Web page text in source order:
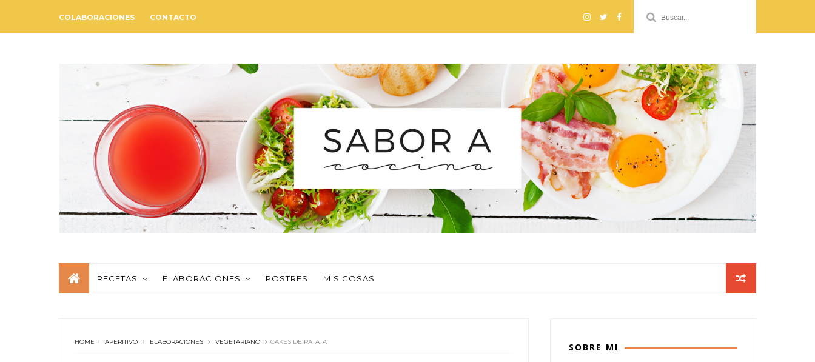
COLABORACIONES CONTACTO
RECETAS ELABORACIONES POSTRES MIS COSAS
HOME APERITIVO ELABORACIONES VEGETARIANO CAKES DE PATATA SOBRE MI